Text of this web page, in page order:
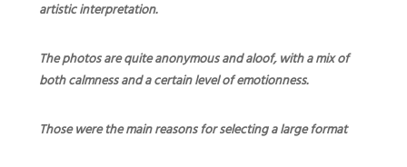
artistic interpretation.
The photos are quite anonymous and aloof, with a mix of
both calmness and a certain level of emotionness.
Those were the main reasons for selecting a large format